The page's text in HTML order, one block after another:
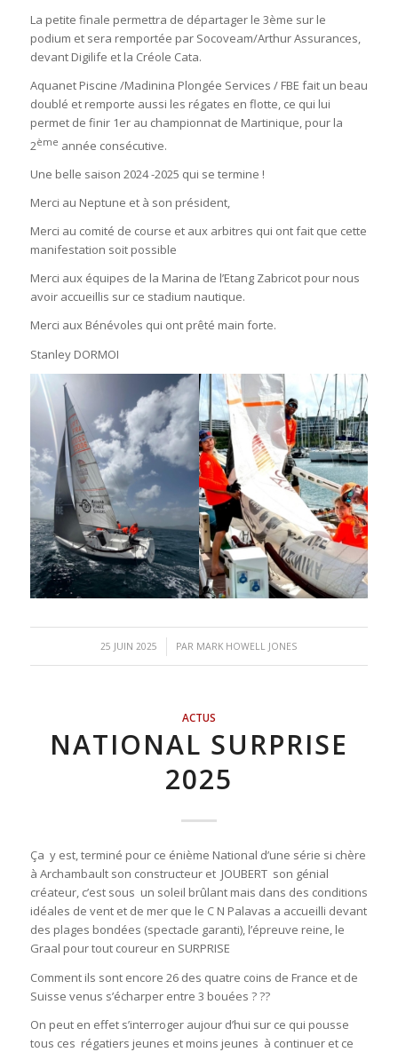
La petite finale permettra de départager le 3ème sur le
podium et sera remportée par Socoveam/Arthur Assurances,
devant Digilife et la Créole Cata.
Aquanet Piscine /Madinina Plongée Services / FBE fait un beau
doublé et remporte aussi les régates en flotte, ce qui lui
permet de finir 1er au championnat de Martinique, pour la
2ème année consécutive.
Une belle saison 2024 -2025 qui se termine !
Merci au Neptune et à son président,
Merci au comité de course et aux arbitres qui ont fait que cette
manifestation soit possible
Merci aux équipes de la Marina de l’Etang Zabricot pour nous
avoir accueillis sur ce stadium nautique.
Merci aux Bénévoles qui ont prêté main forte.
Stanley DORMOI
25 JUIN 2025
/ PAR MARK HOWELL JONES
ACTUS
NATIONAL SURPRISE
2025
Ça y est, terminé pour ce énième National d’une série si chère
à Archambault son constructeur et JOUBERT son génial
créateur, c’est sous un soleil brûlant mais dans des conditions
idéales de vent et de mer que le C N Palavas a accueilli devant
des plages bondées (spectacle garanti), l’épreuve reine, le
Graal pour tout coureur en SURPRISE
Comment ils sont encore 26 des quatre coins de France et de
Suisse venus s’écharper entre 3 bouées ? ??
On peut en effet s’interroger aujour d’hui sur ce qui pousse
tous ces régatiers jeunes et moins jeunes à continuer et ce